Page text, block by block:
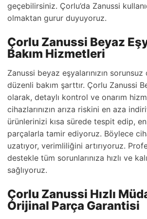
geçebilirsiniz. Çorlu’da Zanussi
olmaktan gurur duyuyoruz.
Çorlu Zanussi Beyaz
Bakım Hizmetleri
Zanussi beyaz eşyalarınızın sorunsuz
düzenli bakım şarttır. Çorlu Zanussi
olarak, detaylı kontrol ve onarım
cihazlarınızın arıza riskini en aza
ürünlerinizi kısa sürede tespit edip,
parçalarla tamir ediyoruz. Böylece
uzatıyor, verimliliğini artırıyoruz.
destekle tüm sorunlarınıza hızlı ve
sağlıyoruz.
Çorlu Zanussi Hızlı
Orijinal Parça Garantisi